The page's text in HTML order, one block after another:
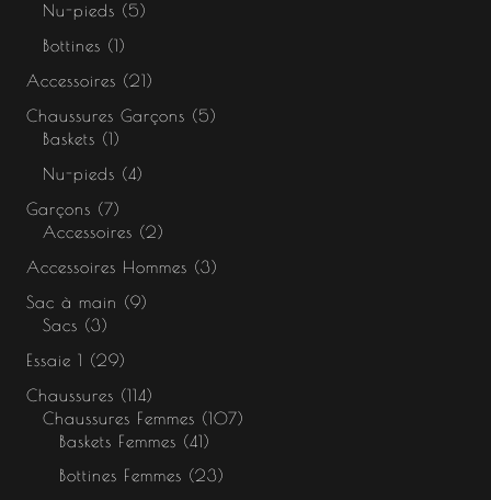
Nu-pieds
5
Bottines
1
Accessoires
21
Chaussures Garçons
5
Baskets
1
Nu-pieds
4
Garçons
7
Accessoires
2
Accessoires Hommes
3
Sac à main
9
Sacs
3
Essaie 1
29
Chaussures
114
Chaussures Femmes
107
Baskets Femmes
41
Bottines Femmes
23